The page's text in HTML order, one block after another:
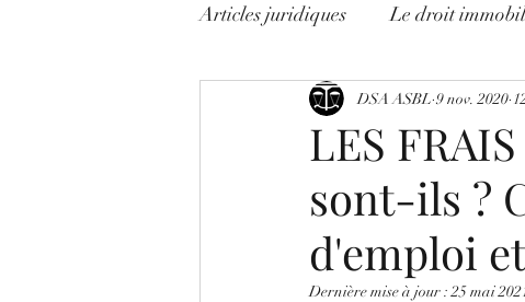
Articles juridiques Le droit
Litige avocats ! On décrypte
Les Mises en Garde
LES
sont-ils ?
d'emploi
DSA ASBL 9 nov. 2020
Dernière mise à jour :25 mai